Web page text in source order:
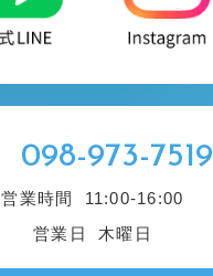
098-973-7519
営業時間
11:00-16:00
営業日
木曜日